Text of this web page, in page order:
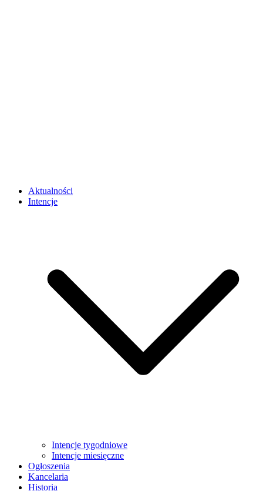
Aktualności
Intencje
Intencje tygodniowe
Intencje miesięczne
Ogłoszenia
Kancelaria
Historia